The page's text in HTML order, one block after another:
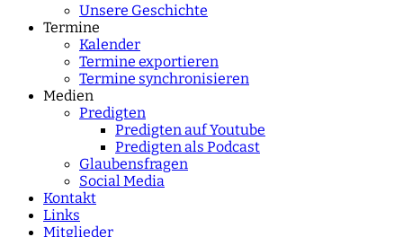
Unsere Geschichte
Termine
Kalender
Termine exportieren
Termine synchronisieren
Medien
Predigten
Predigten auf Youtube
Predigten als Podcast
Glaubensfragen
Social Media
Kontakt
Links
Mitglieder